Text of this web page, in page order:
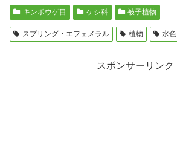
キンポウゲ目 ケシ科 被子植物
スプリング・エフェメラル 植物 水色
スポンサーリンク